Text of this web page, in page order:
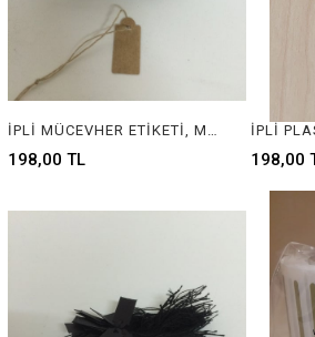
198,00 TL 198,00